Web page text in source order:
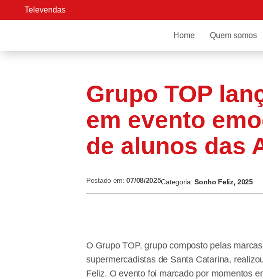
Televendas
Home Quem somos
Grupo TOP
em evento
de alunos das
Postado em:07/08/2025Categoria:Sonho Feliz, 2025
O Grupo TOP, grupo composto pelas
supermercadistas de Santa Catarina,
Feliz. O evento foi marcado por momentos